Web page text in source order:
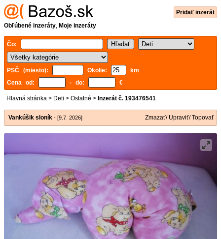
Pridať inzerát
Obľúbené inzeráty, Moje inzeráty
Čo:
PSČ (miesto): Okolie:
km
Cena od:
- do: €
Hlavná stránka > Deti > Ostatné > Inzerát č. 193476541
Vankúšik sloník - [9.7. 2026] Zmazať/ Upraviť/ Topovať